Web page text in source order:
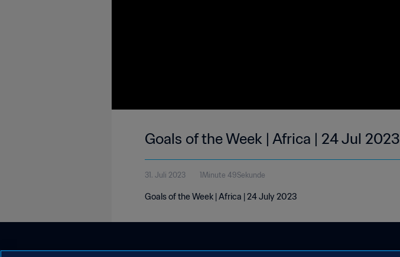
Goals of the Week | Africa | 24 Jul 2023
31. Juli 2023 1Minute 49Sekunde
Goals of the Week | Africa | 24 July 2023